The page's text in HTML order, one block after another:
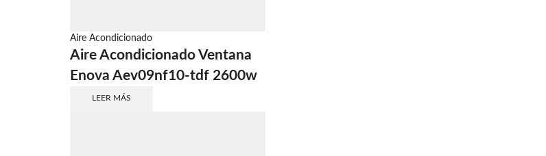
Aire Acondicionado
Aire Acondicionado Ventana
Enova Aev09nf10-tdf 2600w
LEER MÁS